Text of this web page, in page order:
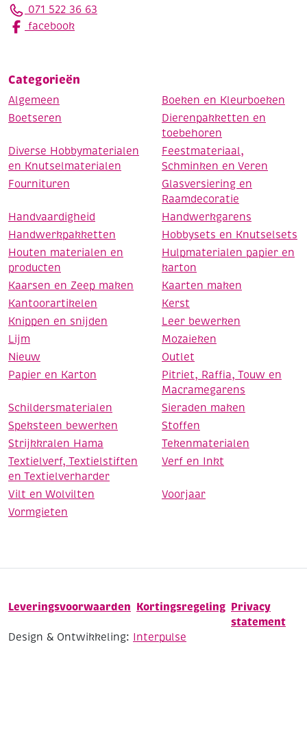
071 522 36 63
facebook
Categorieën
Algemeen
Boeken en Kleurboeken
Boetseren
Dierenpakketten en
toebehoren
Diverse Hobbymaterialen
en Knutselmaterialen
Feestmateriaal,
Schminken en Veren
Fournituren
Glasversiering en
Raamdecoratie
Handvaardigheid
Handwerkgarens
Handwerkpakketten
Hobbysets en Knutselsets
Houten materialen en
producten
Hulpmaterialen papier en
karton
Kaarsen en Zeep maken
Kaarten maken
Kantoorartikelen
Kerst
Knippen en snijden
Leer bewerken
Lijm
Mozaieken
Nieuw
Outlet
Papier en Karton
Pitriet, Raffia, Touw en
Macramegarens
Schildersmaterialen
Sieraden maken
Speksteen bewerken
Stoffen
Strijkkralen Hama
Tekenmaterialen
Textielverf, Textielstiften
en Textielverharder
Verf en Inkt
Vilt en Wolvilten
Voorjaar
Vormgieten
Leveringsvoorwaarden Kortingsregeling Privacy
statement
Design & Ontwikkeling: Interpulse